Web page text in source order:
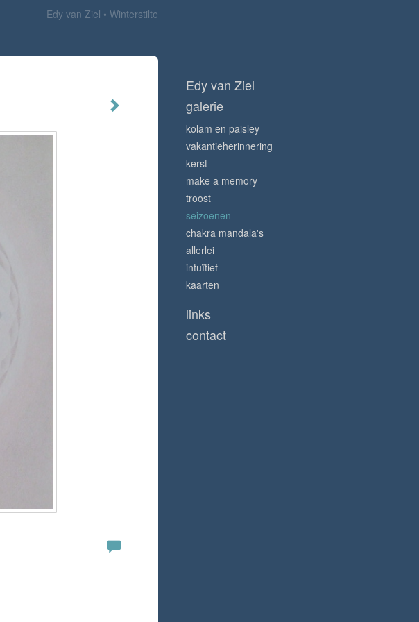
Edy van Ziel
Winterstilte
Edy van Ziel
galerie
kolam en paisley
vakantieherinnering
kerst
make a memory
troost
seizoenen
chakra mandala's
allerlei
intuïtief
kaarten
links
contact